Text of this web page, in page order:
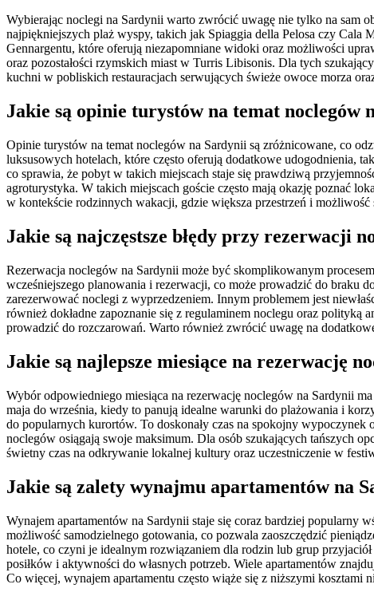
Wybierając noclegi na Sardynii warto zwrócić uwagę nie tylko na sam
najpiękniejszych plaż wyspy, takich jak Spiaggia della Pelosa czy
Gennargentu, które oferują niezapomniane widoki oraz możliwości
oraz pozostałości rzymskich miast w Turris Libisonis. Dla tych
kuchni w pobliskich restauracjach serwujących świeże owoce morza
Jakie są opinie turystów na temat noclegów
Opinie turystów na temat noclegów na Sardynii są zróżnicowane, co
luksusowych hotelach, które często oferują dodatkowe udogodnienia,
co sprawia, że pobyt w takich miejscach staje się prawdziwą
agroturystyka. W takich miejscach goście często mają okazję poznać
w kontekście rodzinnych wakacji, gdzie większa przestrzeń i
Jakie są najczęstsze błędy przy rezerwacji
Rezerwacja noclegów na Sardynii może być skomplikowanym
wcześniejszego planowania i rezerwacji, co może prowadzić do braku
zarezerwować noclegi z wyprzedzeniem. Innym problemem jest
również dokładne zapoznanie się z regulaminem noclegu oraz
prowadzić do rozczarowań. Warto również zwrócić uwagę na
Jakie są najlepsze miesiące na rezerwację
Wybór odpowiedniego miesiąca na rezerwację noclegów na Sardynii
maja do września, kiedy to panują idealne warunki do plażowania i
do popularnych kurortów. To doskonały czas na spokojny
noclegów osiągają swoje maksimum. Dla osób szukających tańszych
świetny czas na odkrywanie lokalnej kultury oraz uczestniczenie w
Jakie są zalety wynajmu apartamentów na
Wynajem apartamentów na Sardynii staje się coraz bardziej popularny
możliwość samodzielnego gotowania, co pozwala zaoszczędzić
hotele, co czyni je idealnym rozwiązaniem dla rodzin lub grup
posiłków i aktywności do własnych potrzeb. Wiele apartamentów
Co więcej, wynajem apartamentu często wiąże się z niższymi